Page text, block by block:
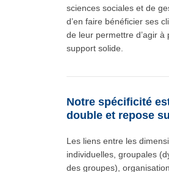
sciences sociales et de
d’en faire bénéficier ses
de leur permettre d’agir à
support solide.
Notre spécificité
double et repose
Les liens entre les
individuelles, groupales
des groupes),